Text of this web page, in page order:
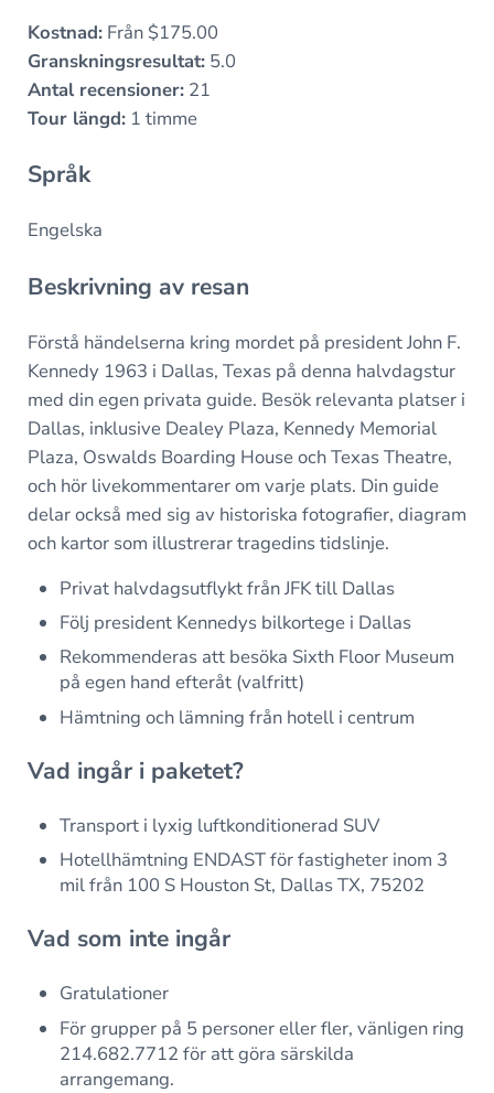
Kostnad:Från $175.00
Granskningsresultat:5.0
Antal recensioner:21
Tour längd:1 timme
Språk
Engelska
Beskrivning av resan
Förstå händelserna kring mordet på president John F.
Kennedy 1963 i Dallas, Texas på denna halvdagstur
med din egen privata guide. Besök relevanta platser i
Dallas, inklusive Dealey Plaza, Kennedy Memorial
Plaza, Oswalds Boarding House och Texas Theatre,
och hör livekommentarer om varje plats. Din guide
delar också med sig av historiska fotografier, diagram
och kartor som illustrerar tragedins tidslinje.
Privat halvdagsutflykt från JFK till Dallas
Följ president Kennedys bilkortege i Dallas
Rekommenderas att besöka Sixth Floor Museum
på egen hand efteråt (valfritt)
Hämtning och lämning från hotell i centrum
Vad ingår i paketet?
Transport i lyxig luftkonditionerad SUV
Hotellhämtning ENDAST för fastigheter inom 3
mil från 100 S Houston St, Dallas TX, 75202
Vad som inte ingår
Gratulationer
För grupper på 5 personer eller fler, vänligen ring
214.682.7712 för att göra särskilda
arrangemang.